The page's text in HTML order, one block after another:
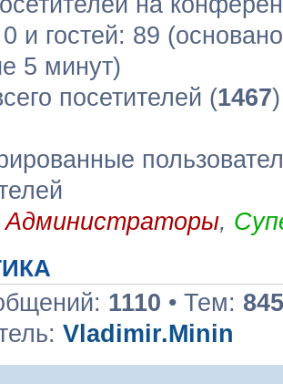
и гостей: 89
5 минут)
посетителей (1467
Администраторы,
1110 • Тем: 845
Vladimir.Minin